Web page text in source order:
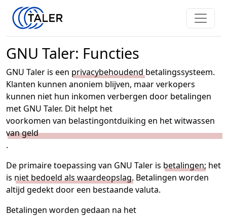
GNU Taler: Functies
GNU Taler is een privacybehoudend betalingssysteem.
Klanten kunnen anoniem blijven, maar verkopers
kunnen niet hun inkomen verbergen door betalingen
met GNU Taler. Dit helpt het
voorkomen van belastingontduiking en het witwassen
van geld
.
De primaire toepassing van GNU Taler is betalingen; het
is niet bedoeld als waardeopslag. Betalingen worden
altijd gedekt door een bestaande valuta.
Betalingen worden gedaan na het